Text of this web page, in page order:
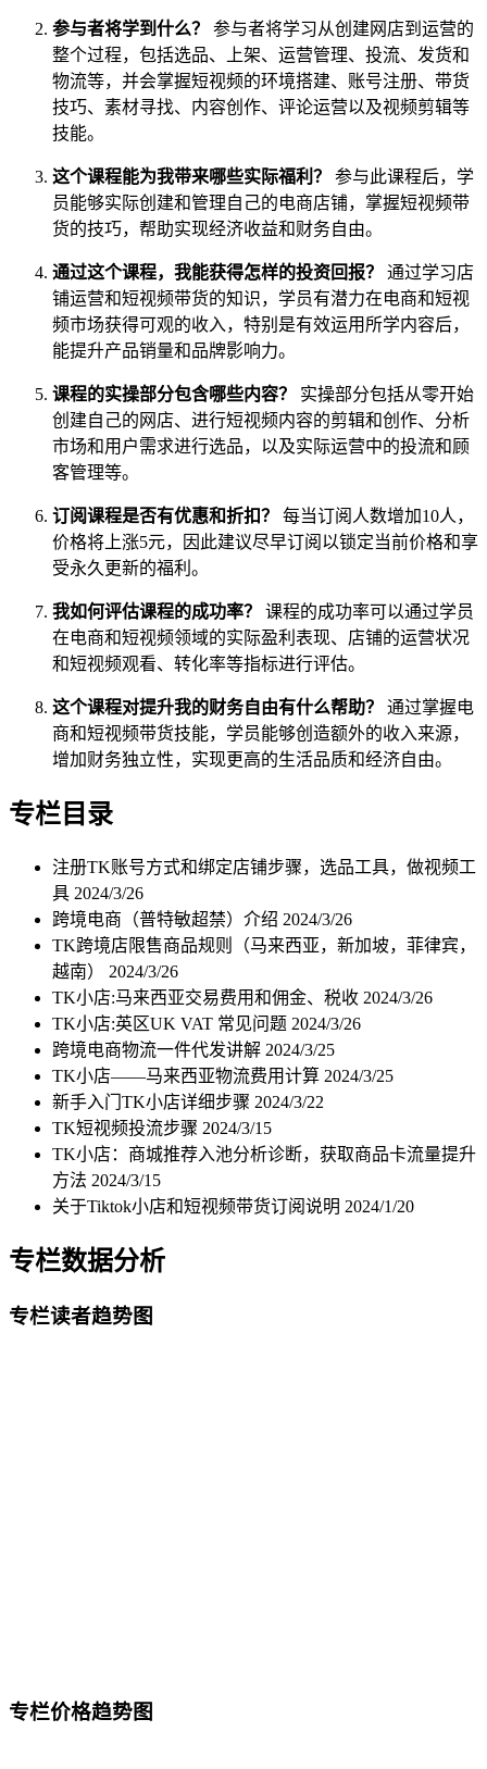
参与者将学到什么？
参与者将学习从创建网店到运营的
整个过程，包括选品、上架、运营管理、投流、发货和
物流等，并会掌握短视频的环境搭建、账号注册、带货
技巧、素材寻找、内容创作、评论运营以及视频剪辑等
技能。
这个课程能为我带来哪些实际福利？
参与此课程后，学
员能够实际创建和管理自己的电商店铺，掌握短视频带
货的技巧，帮助实现经济收益和财务自由。
通过这个课程，我能获得怎样的投资回报？
通过学习店
铺运营和短视频带货的知识，学员有潜力在电商和短视
频市场获得可观的收入，特别是有效运用所学内容后，
能提升产品销量和品牌影响力。
课程的实操部分包含哪些内容？
实操部分包括从零开始
创建自己的网店、进行短视频内容的剪辑和创作、分析
市场和用户需求进行选品，以及实际运营中的投流和顾
客管理等。
订阅课程是否有优惠和折扣？
每当订阅人数增加10人，
价格将上涨5元，因此建议尽早订阅以锁定当前价格和享
受永久更新的福利。
我如何评估课程的成功率？
课程的成功率可以通过学员
在电商和短视频领域的实际盈利表现、店铺的运营状况
和短视频观看、转化率等指标进行评估。
这个课程对提升我的财务自由有什么帮助？
通过掌握电
商和短视频带货技能，学员能够创造额外的收入来源，
增加财务独立性，实现更高的生活品质和经济自由。
专栏目录
注册TK账号方式和绑定店铺步骤，选品工具，做视频工
具 2024/3/26
跨境电商（普特敏超禁）介绍 2024/3/26
TK跨境店限售商品规则（马来西亚，新加坡，菲律宾，
越南） 2024/3/26
TK小店:马来西亚交易费用和佣金、税收 2024/3/26
TK小店:英区UK VAT 常见问题 2024/3/26
跨境电商物流一件代发讲解 2024/3/25
TK小店——马来西亚物流费用计算 2024/3/25
新手入门TK小店详细步骤 2024/3/22
TK短视频投流步骤 2024/3/15
TK小店：商城推荐入池分析诊断，获取商品卡流量提升
方法 2024/3/15
关于Tiktok小店和短视频带货订阅说明 2024/1/20
专栏数据分析
专栏读者趋势图
专栏价格趋势图